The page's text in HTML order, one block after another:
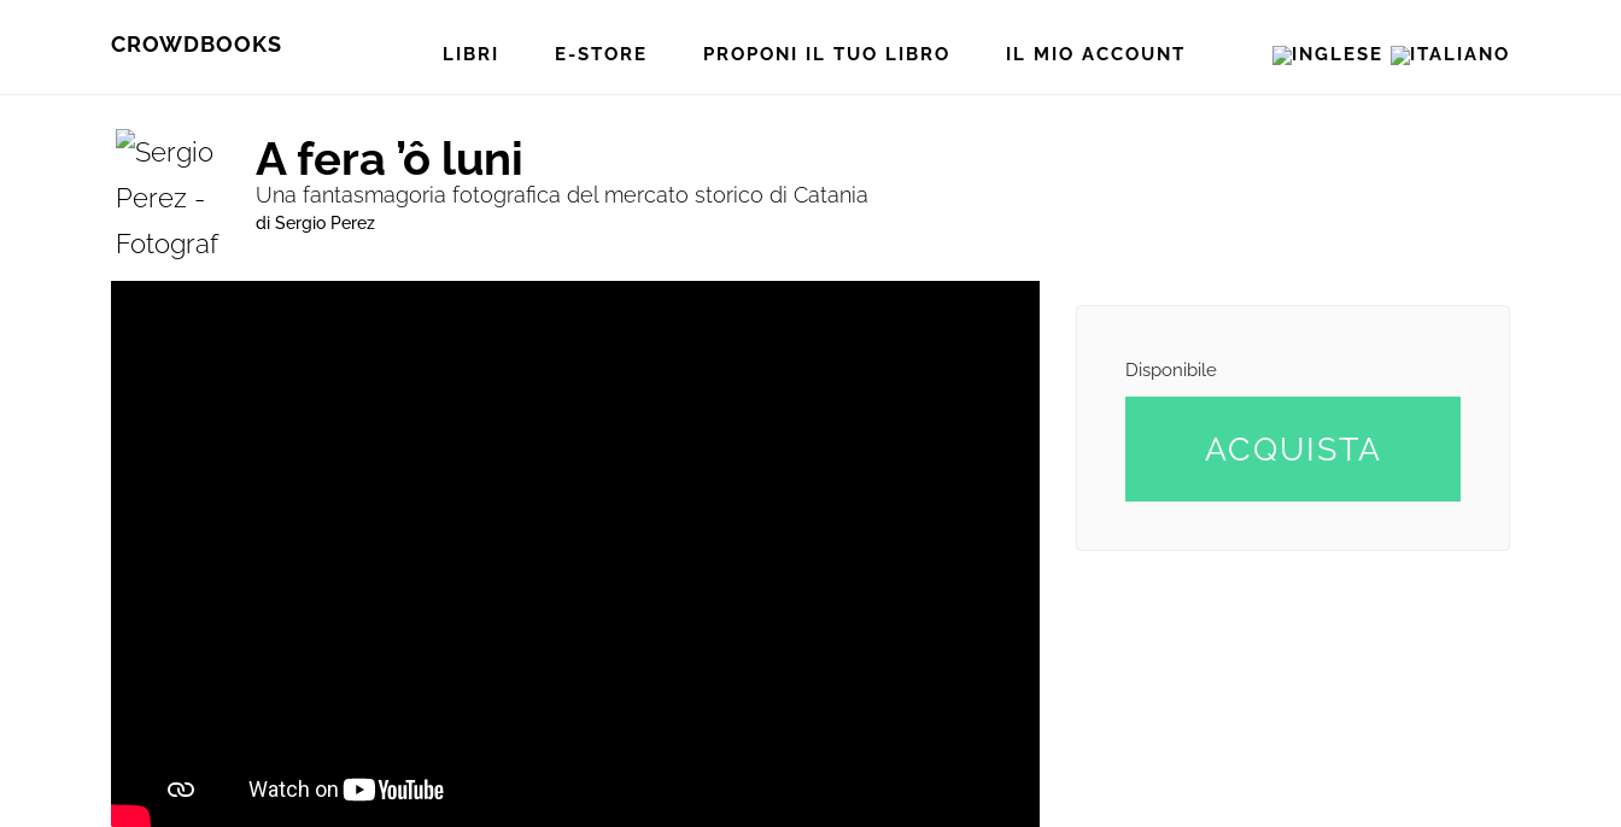
CROWDBOOKS LIBRI E-STORE PROPONI IL TUO LIBRO IL MIO ACCOUNT
A fera ’ô luni
Una fantasmagoria fotografica del mercato storico di Catania
di Sergio Perez
Disponibile
ACQUISTA